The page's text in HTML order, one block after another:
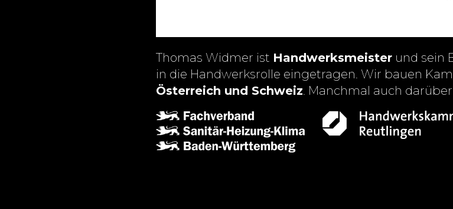
Thomas Widmer ist Handwerksmeister und sein
in die Handwerksrolle eingetragen. Wir bauen
Österreich und Schweiz. Manchmal auch